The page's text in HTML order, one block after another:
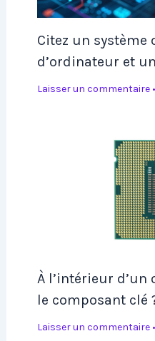
Citez un système
d’ordinateur et
Laisser un commentaire •
À l’intérieur
le composant clé
Laisser un commentaire •